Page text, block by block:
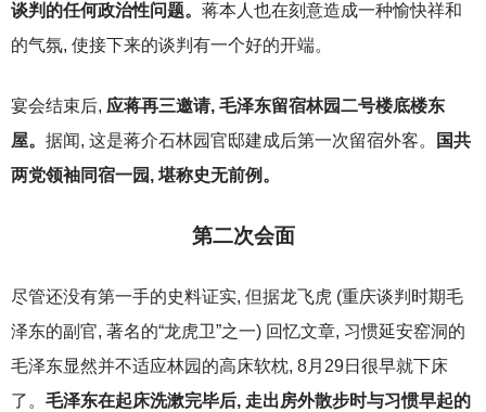
谈判的任何政治性问题。 蒋本人也在刻意造成一种愉快祥和
的气氛, 使接下来的谈判有一个好的开端。
宴会结束后, 应蒋再三邀请, 毛泽东留宿林园二号楼底楼东
屋。 据闻, 这是蒋介石林园官邸建成后第一次留宿外客。
国共
两党领袖同宿一园, 堪称史无前例。
第二次会面
尽管还没有第一手的史料证实, 但据龙飞虎 (重庆谈判时期毛
泽东的副官, 著名的“龙虎卫”之一) 回忆文章, 习惯延安窑洞的
毛泽东显然并不适应林园的高床软枕, 8月29日很早就下床
了。 毛泽东在起床洗漱完毕后, 走出房外散步时与习惯早起的